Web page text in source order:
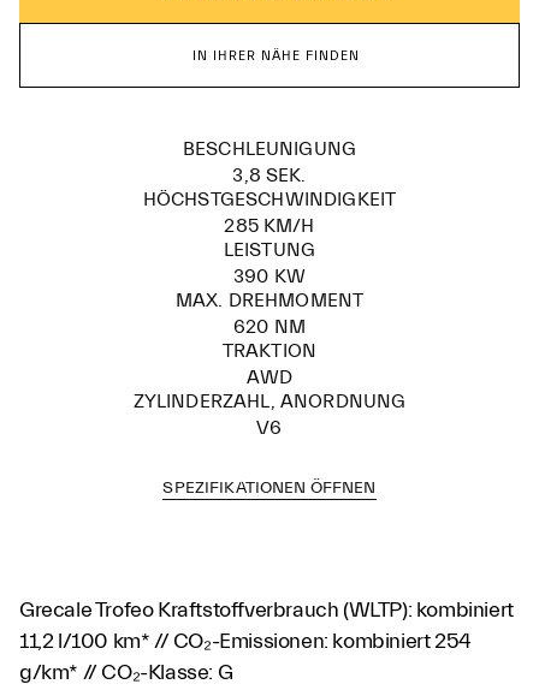
IN IHRER NÄHE FINDEN
BESCHLEUNIGUNG
3,8 SEK.
HÖCHSTGESCHWINDIGKEIT
285 KM/H
LEISTUNG
390 KW
MAX. DREHMOMENT
620 NM
TRAKTION
AWD
ZYLINDERZAHL, ANORDNUNG
V6
SPEZIFIKATIONEN ÖFFNEN
Grecale Trofeo Kraftstoffverbrauch (WLTP): kombiniert
11,2 l/100 km* // CO₂-Emissionen: kombiniert 254
g/km* // CO₂-Klasse: G